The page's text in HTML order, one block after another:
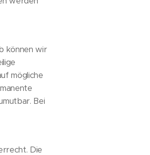
können wir
mögliche
Bei
Die